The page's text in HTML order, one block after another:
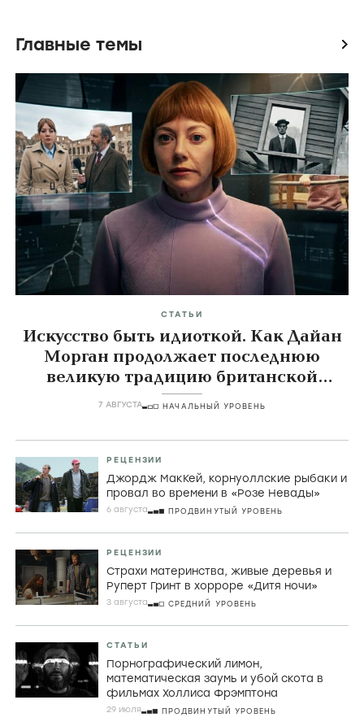
Главные темы icon
СТАТЬИ
Искусство быть идиоткой. Как Дайан
Морган продолжает последнюю
великую традицию британской
комедии
7 АВГУСТА НАЧАЛЬНЫЙ УРОВЕНЬ
РЕЦЕНЗИИ
Джордж МакКей, корнуоллские рыбаки и
провал во времени в «Розе Невады»
6 августа ПРОДВИНУТЫЙ УРОВЕНЬ
РЕЦЕНЗИИ
Страхи материнства, живые деревья и
Руперт Гринт в хорроре «Дитя ночи»
3 августа СРЕДНИЙ УРОВЕНЬ
СТАТЬИ
Порнографический лимон,
математическая заумь и убой скота в
фильмах Холлиса Фрэмптона
29 июля ПРОДВИНУТЫЙ УРОВЕНЬ